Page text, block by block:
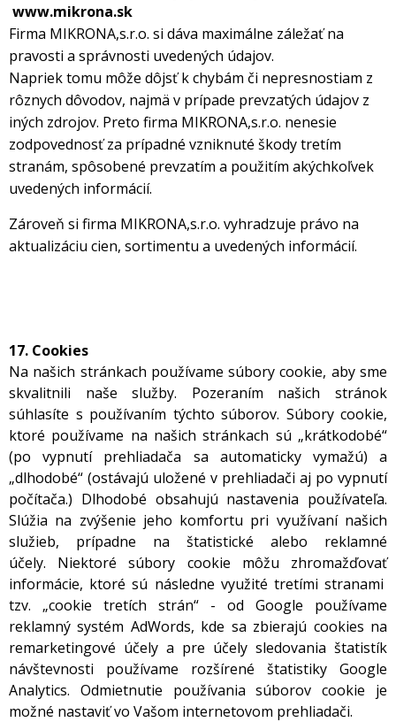
www.mikrona.sk
Firma MIKRONA,s.r.o. si dáva maximálne záležať na
pravosti a správnosti uvedených údajov.
Napriek tomu môže dôjsť k chybám či nepresnostiam z
rôznych dôvodov, najmä v prípade prevzatých údajov z
iných zdrojov. Preto firma MIKRONA,s.r.o. nenesie
zodpovednosť za prípadné vzniknuté škody tretím
stranám, spôsobené prevzatím a použitím akýchkoľvek
uvedených informácií.
Zároveň si firma MIKRONA,s.r.o. vyhradzuje právo na
aktualizáciu cien, sortimentu a uvedených informácií.
17. Cookies
Na našich stránkach používame súbory cookie, aby sme
skvalitnili naše služby. Pozeraním našich stránok
súhlasíte s používaním týchto súborov. Súbory cookie,
ktoré používame na našich stránkach sú „krátkodobé“
(po vypnutí prehliadača sa automaticky vymažú) a
„dlhodobé“ (ostávajú uložené v prehliadači aj po vypnutí
počítača.) Dlhodobé obsahujú nastavenia používateľa.
Slúžia na zvýšenie jeho komfortu pri využívaní našich
služieb, prípadne na štatistické alebo reklamné
účely. Niektoré súbory cookie môžu zhromažďovať
informácie, ktoré sú následne využité tretími stranami
tzv. „cookie tretích strán“ - od Google používame
reklamný systém AdWords, kde sa zbierajú cookies na
remarketingové účely a pre účely sledovania štatistík
návštevnosti používame rozšírené štatistiky Google
Analytics. Odmietnutie používania súborov cookie je
možné nastaviť vo Vašom internetovom prehliadači.